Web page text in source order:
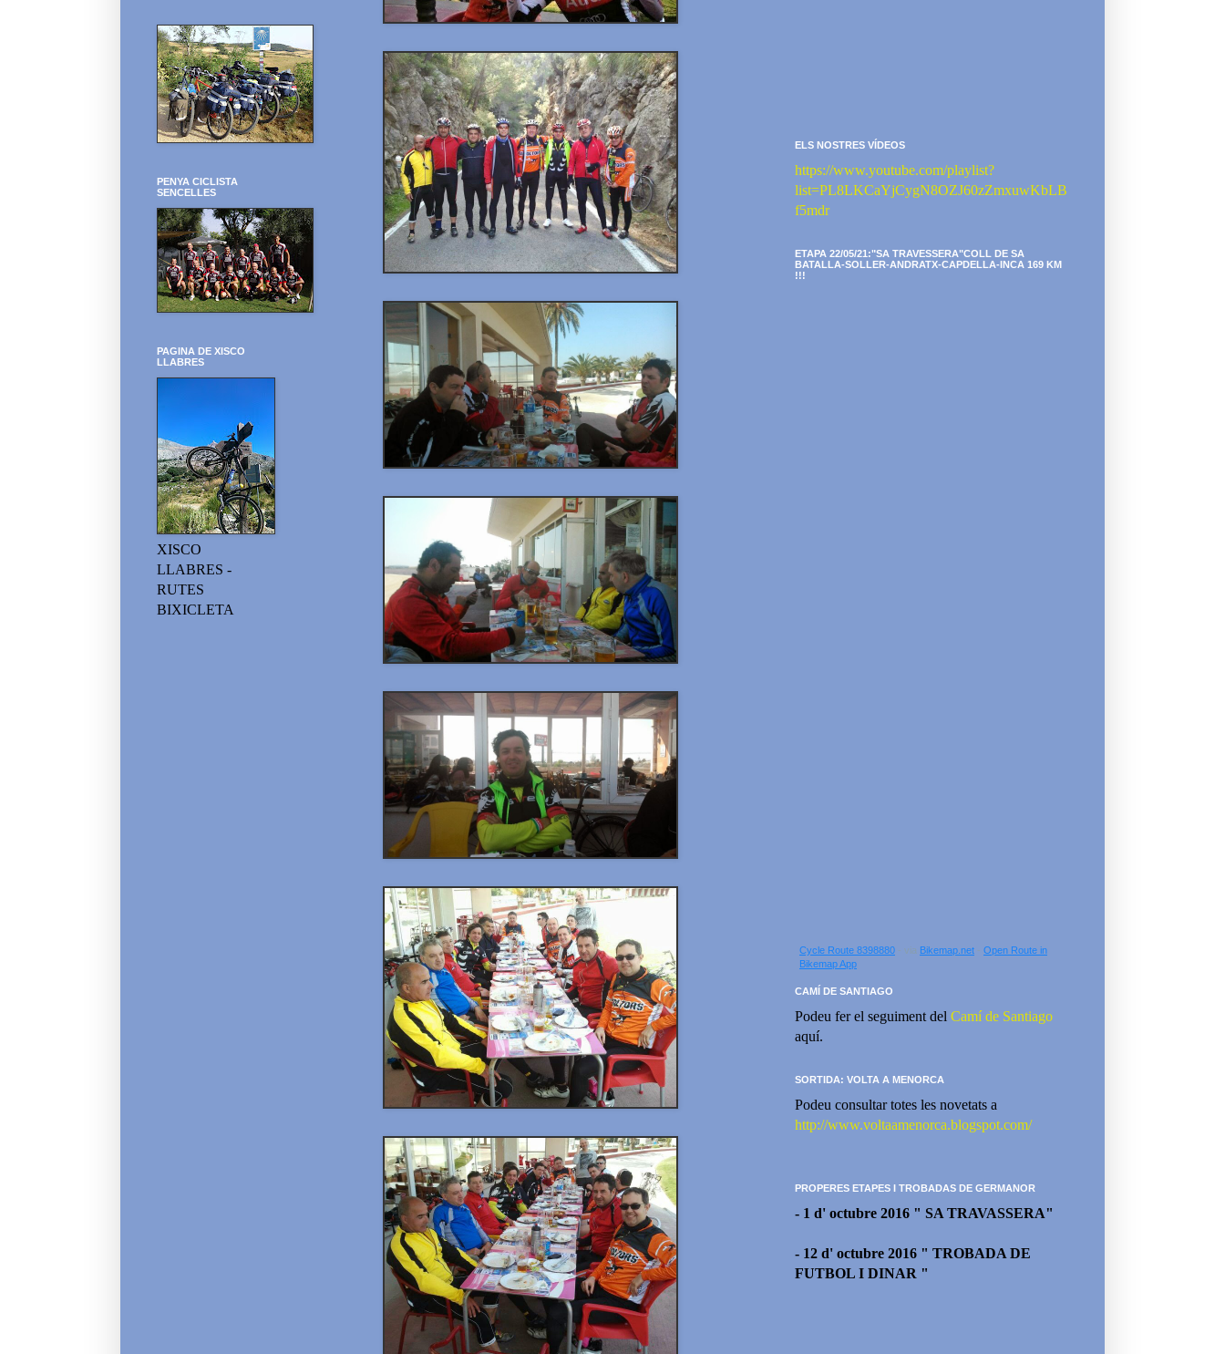
PENYA CICLISTA
SENCELLES
PAGINA DE XISCO
LLABRES
XISCO
LLABRES -
RUTES
BIXICLETA
ELS NOSTRES VÍDEOS
https://www.youtube.com/playlist?
list=PL8LKCaYjCygN8OZJ60zZmxuwKbLB
f5mdr
ETAPA 22/05/21:"SA TRAVESSERA"COLL DE SA
BATALLA-SOLLER-ANDRATX-CAPDELLA-INCA 169 KM
!!!
Cycle Route 8398880 - via Bikemap.net - Open Route in
Bikemap App
CAMÍ DE SANTIAGO
Podeu fer el seguiment del Camí de Santiago
aquí.
SORTIDA: VOLTA A MENORCA
Podeu consultar totes les novetats a
http://www.voltaamenorca.blogspot.com/
PROPERES ETAPES I TROBADAS DE GERMANOR
- 1 d' octubre 2016 " SA TRAVASSERA"
- 12 d' octubre 2016 " TROBADA DE
FUTBOL I DINAR "